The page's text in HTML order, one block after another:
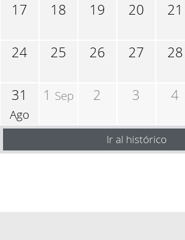
17 18 19 20 21
24 25 26 27 28
31
Ago
1 Sep 2 3 4
Ir al histórico